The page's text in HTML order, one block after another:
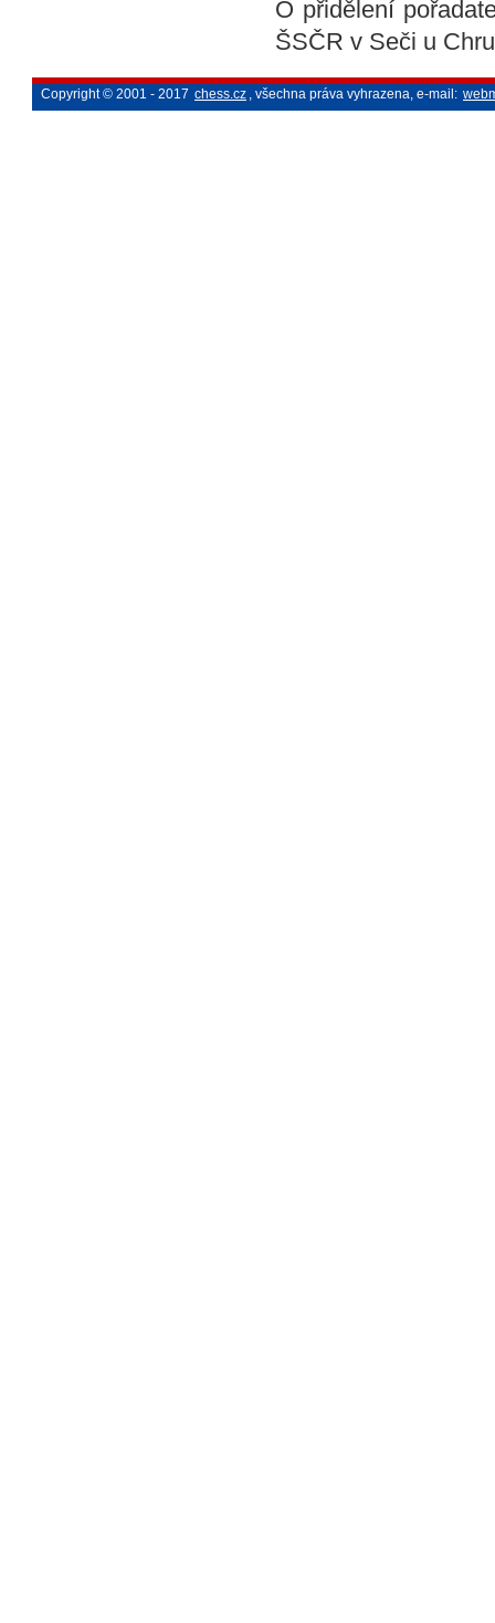
O přidělení
ŠSČR v Seči u
Copyright © 2001 - 2017 chess.cz , všechna práva vyhrazena, e-mail: